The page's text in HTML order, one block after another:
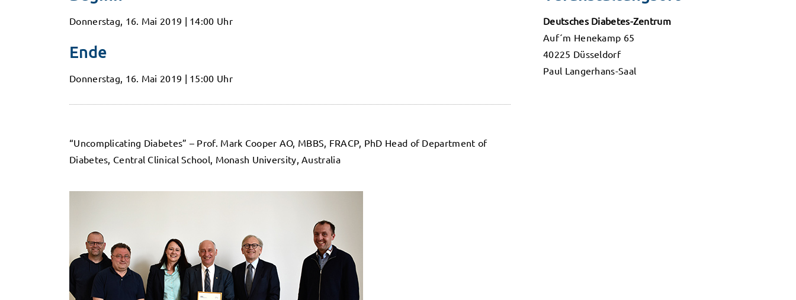
Donnerstag, 16. Mai 2019 | 14:00 Uhr
Ende
Donnerstag, 16. Mai 2019 | 15:00 Uhr
“Uncomplicating Diabetes” – Prof. Mark Cooper AO, MBBS, FRACP, PhD Head of Department of
Diabetes, Central Clinical School, Monash University, Australia
Deutsches Diabetes-Zentrum
Auf´m Henekamp 65
40225 Düsseldorf
Paul Langerhans-Saal